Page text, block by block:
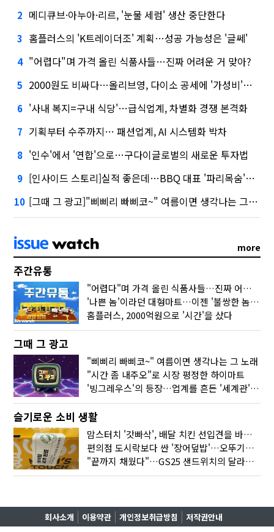
2 메디큐브·아누아·리르, '눈물 세럼' 생산 중단한다
3 홈플러스의 'K트레이더조' 계획…성공 가능성은 '글쎄'
4 "어렵다"며 가격 올린 식품사들…진짜 어려운 거 맞아?
5 2000원도 비싸다…올리브영, 다이소 공세에 '가성비'로 맞불
6 '사내 복지=구내 식당'…급식업계, 차별화 경쟁 본격화
7 기획부터 수주까지… 패션업계, AI 시스템화 박차
8 '인수'에서 '연합'으로…구다이글로벌의 새로운 투자법
9 [인사이드 스토리]실적 좋은데…BBQ 대표 '파리목숨'된 이유
10 [그때 그 광고]"삐삐리 빠삐코~" 여름이면 생각나는 그 노래
more
주간유통
"어렵다"며 가격 올린 식품사들…진짜 어려운 거 맞아?
'나쁜 놈'이라던 대형마트…이젠 '불쌍한 놈' 됐다
홈플러스, 2000억원으로 '시간'을 샀다
그때 그 광고
"삐삐리 빠삐코~" 여름이면 생각나는 그 노래
"시간 좀 내주오"로 시장 평정한 하이마트
'빙그레우스'의 등장…업계를 흔든 '세계관' 마케팅
슬기로운 소비 생활
맘스터치 '갓빠삭', 배달 치킨 선입견을 바꿨다
편의점 도시락보다 싼 '장어덮밥'…오뚜기가 해냈다
"끝까지 채웠다"…GS25 샌드위치의 달라진 '속'사정
회사소개 이용약관 개인정보취급방침 저작권안내